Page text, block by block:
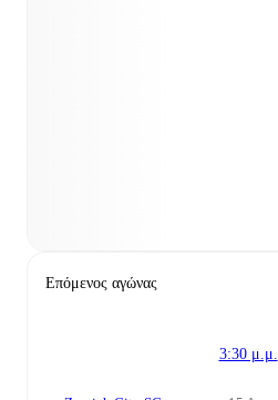
Επόμενος αγώνας
3:30 μ.μ.